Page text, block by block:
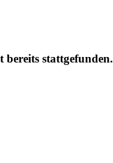
stattgefunden.